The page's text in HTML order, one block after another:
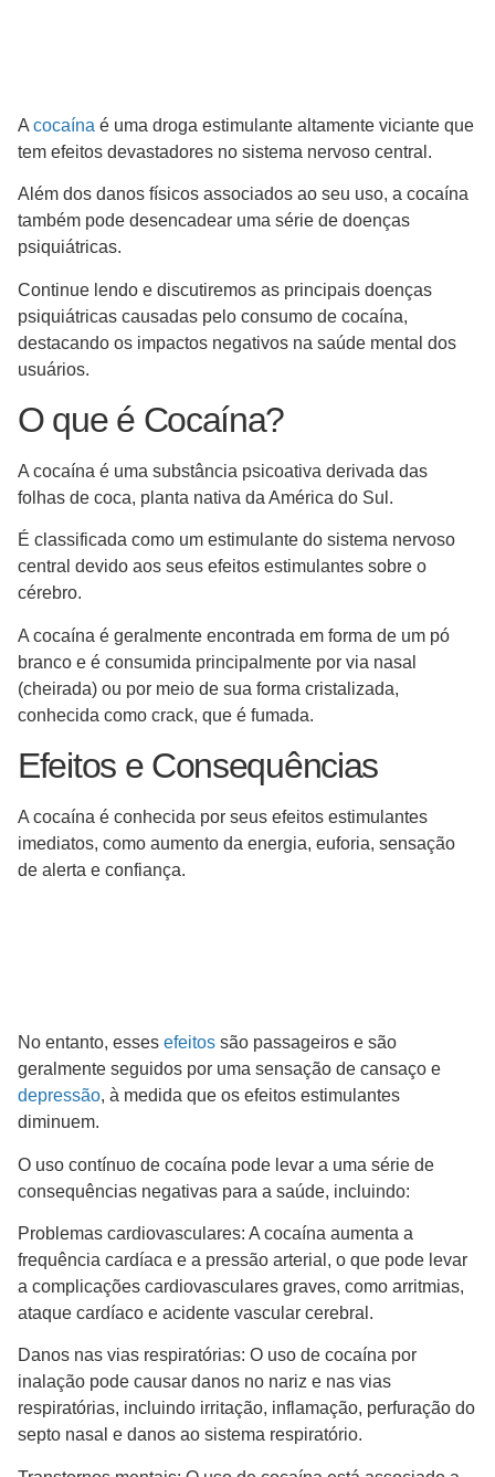
A cocaína é uma droga estimulante altamente viciante que
tem efeitos devastadores no sistema nervoso central.
Além dos danos físicos associados ao seu uso, a cocaína
também pode desencadear uma série de doenças
psiquiátricas.
Continue lendo e discutiremos as principais doenças
psiquiátricas causadas pelo consumo de cocaína,
destacando os impactos negativos na saúde mental dos
usuários.
O que é Cocaína?
A cocaína é uma substância psicoativa derivada das
folhas de coca, planta nativa da América do Sul.
É classificada como um estimulante do sistema nervoso
central devido aos seus efeitos estimulantes sobre o
cérebro.
A cocaína é geralmente encontrada em forma de um pó
branco e é consumida principalmente por via nasal
(cheirada) ou por meio de sua forma cristalizada,
conhecida como crack, que é fumada.
Efeitos e Consequências
A cocaína é conhecida por seus efeitos estimulantes
imediatos, como aumento da energia, euforia, sensação
de alerta e confiança.
No entanto, esses efeitos são passageiros e são
geralmente seguidos por uma sensação de cansaço e
depressão, à medida que os efeitos estimulantes
diminuem.
O uso contínuo de cocaína pode levar a uma série de
consequências negativas para a saúde, incluindo:
Problemas cardiovasculares: A cocaína aumenta a
frequência cardíaca e a pressão arterial, o que pode levar
a complicações cardiovasculares graves, como arritmias,
ataque cardíaco e acidente vascular cerebral.
Danos nas vias respiratórias: O uso de cocaína por
inalação pode causar danos no nariz e nas vias
respiratórias, incluindo irritação, inflamação, perfuração do
septo nasal e danos ao sistema respiratório.